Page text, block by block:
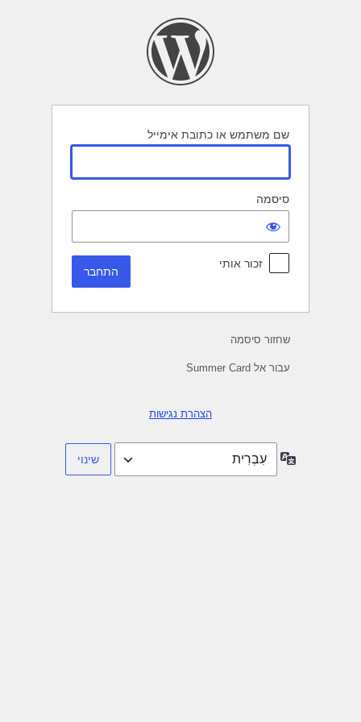
שם משתמש או כתובת אימייל
סיסמה
זכור אותי
שחזור סיסמה
עבור אל Summer Card
הצהרת נגישות
שפה